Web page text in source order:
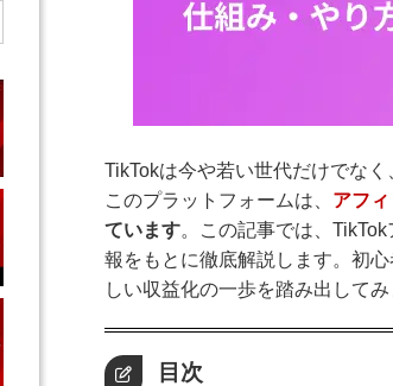
TikTokは今や若い世代だけでな
このプラットフォームは、 アフ
ています。この記事では、
報をもとに徹底解説します。初
しい収益化の一歩を踏み出してみ
目次